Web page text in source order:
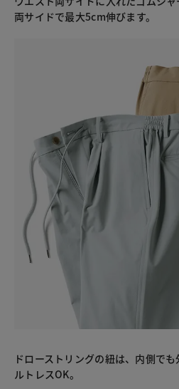
両サイドで最大5cm伸びます。
ドローストリングの紐は、内側で
ルトレスOK。